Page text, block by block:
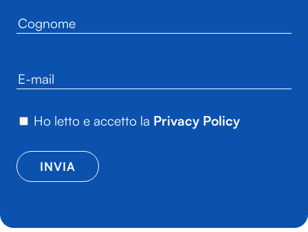
Ho letto e accetto la Privacy Policy